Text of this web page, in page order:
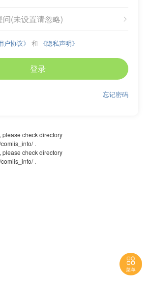

问(未设置请忽略)
户协议》 和 《隐私声明》
登录
忘记密码
please check directory
.

菜单
please check directory
.